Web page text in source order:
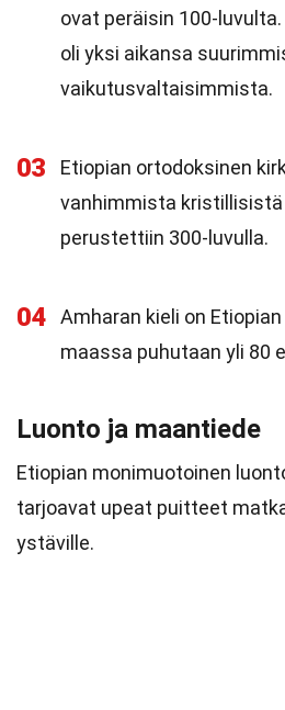
ovat peräisin 100-
oli yksi aikansa
vaikutusvaltaisimmista.
03
Etiopian ortodoksinen
vanhimmista kristillisistä
perustettiin 300-luvulla.
04
Amharan kieli on
maassa puhutaan yli 80
Luonto ja maantiede
Etiopian monimuotoinen
tarjoavat upeat puitteet
ystäville.